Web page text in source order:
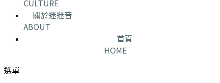
CULTURE
關於迷迷音
ABOUT
首頁
HOME
選單